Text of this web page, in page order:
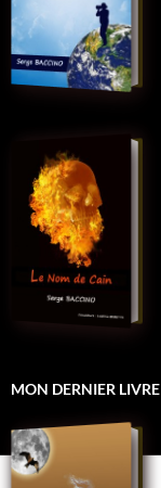
MON DERNIER LIVRE